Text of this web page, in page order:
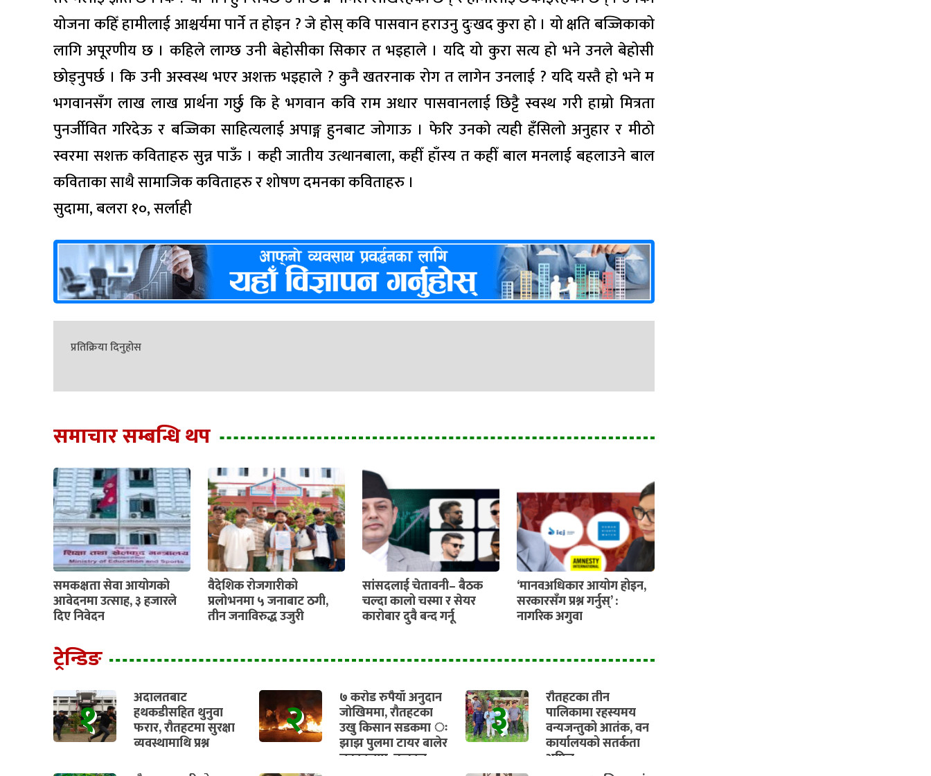
योजना कहिँ हामीलाई आश्चर्यमा पार्ने त होइन ? जे होस् कवि पासवान हराउनु दुःखद कुरा हो । यो क्षति बज्जिकाको
लागि अपूरणीय छ । कहिले लाग्छ उनी बेहोसीका सिकार त भइहाले । यदि यो कुरा सत्य हो भने उनले बेहोसी
छोड्नुपर्छ । कि उनी अस्वस्थ भएर अशक्त भइहाले ? कुनै खतरनाक रोग त लागेन उनलाई ? यदि यस्तै हो भने म
भगवानसँग लाख लाख प्रार्थना गर्छु कि हे भगवान कवि राम अधार पासवानलाई छिट्टै स्वस्थ गरी हाम्रो मित्रता
पुनर्जीवित गरिदेऊ र बज्जिका साहित्यलाई अपाङ्ग हुनबाट जोगाऊ । फेरि उनको त्यही हँसिलो अनुहार र मीठो
स्वरमा सशक्त कविताहरु सुन्न पाऊँ । कही जातीय उत्थानबाला, कहीँ हाँस्य त कहीँ बाल मनलाई बहलाउने बाल
कविताका साथै सामाजिक कविताहरु र शोषण दमनका कविताहरु ।
सुदामा, बलरा १०, सर्लाही
प्रतिक्रिया दिनुहोस
समाचार सम्बन्धि थप
समकक्षता सेवा आयोगको
आवेदनमा उत्साह, ३ हजारले
दिए निवेदन
वैदेशिक रोजगारीको
प्रलोभनमा ५ जनाबाट ठगी,
तीन जनाविरुद्ध उजुरी
सांसदलाई चेतावनी– बैठक
चल्दा कालो चस्मा र सेयर
कारोबार दुवै बन्द गर्नू
‘मानवअधिकार आयोग होइन,
सरकारसँग प्रश्न गर्नुस्’ :
नागरिक अगुवा
ट्रेन्डिङ
१ अदालतबाट
हथकडीसहित थुनुवा
फरार, रौतहटमा सुरक्षा
व्यवस्थामाथि प्रश्न २ ७ करोड रुपैयाँ अनुदान
जोखिममा, रौतहटका
उखु किसान सडकमा ः
झाझ पुलमा टायर बालेर
चक्काजाम, तत्काल
३ रौतहटका तीन
पालिकामा रहस्यमय
वन्यजन्तुको आतंक, वन
कार्यालयको सतर्कता
अपिल